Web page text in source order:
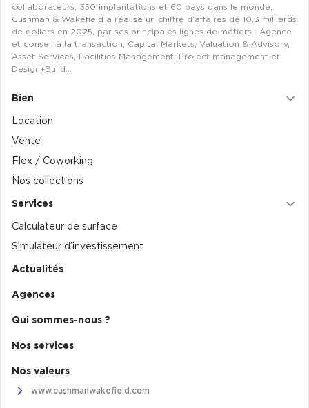
collaborateurs, 350 implantations et 60 pays dans le monde,
Cushman & Wakefield a réalisé un chiffre d’affaires de 10,3 milliards
de dollars en 2025, par ses principales lignes de métiers : Agence
et conseil à la transaction, Capital Markets, Valuation & Advisory,
Asset Services, Facilities Management, Project management et
Design+Build…
Bien
Location
Vente
Flex / Coworking
Nos collections
Services
Calculateur de surface
Simulateur d’investissement
Actualités
Agences
Qui sommes-nous ?
Nos services
Nos valeurs
www.cushmanwakefield.com